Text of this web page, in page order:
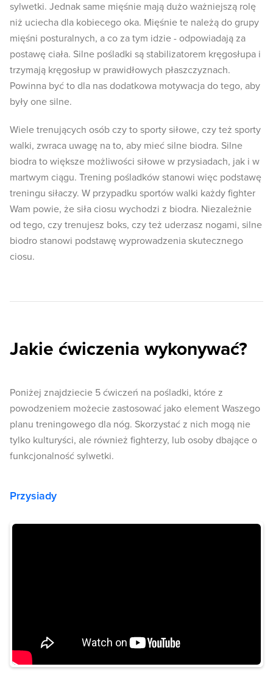
sylwetki. Jednak same mięśnie mają dużo ważniejszą rolę
niż uciecha dla kobiecego oka. Mięśnie te należą do grupy
mięśni posturalnych, a co za tym idzie - odpowiadają za
postawę ciała. Silne pośladki są stabilizatorem kręgosłupa i
trzymają kręgosłup w prawidłowych płaszczyznach.
Powinna być to dla nas dodatkowa motywacja do tego, aby
były one silne.
Wiele trenujących osób czy to sporty siłowe, czy też sporty
walki, zwraca uwagę na to, aby mieć silne biodra. Silne
biodra to większe możliwości siłowe w przysiadach, jak i w
martwym ciągu. Trening pośladków stanowi więc podstawę
treningu siłaczy. W przypadku sportów walki każdy fighter
Wam powie, że siła ciosu wychodzi z biodra. Niezależnie
od tego, czy trenujesz boks, czy też uderzasz nogami, silne
biodro stanowi podstawę wyprowadzenia skutecznego
ciosu.
Jakie ćwiczenia wykonywać?
Poniżej znajdziecie 5 ćwiczeń na pośladki, które z
powodzeniem możecie zastosować jako element Waszego
planu treningowego dla nóg. Skorzystać z nich mogą nie
tylko kulturyści, ale również fighterzy, lub osoby dbające o
funkcjonalność sylwetki.
Przysiady